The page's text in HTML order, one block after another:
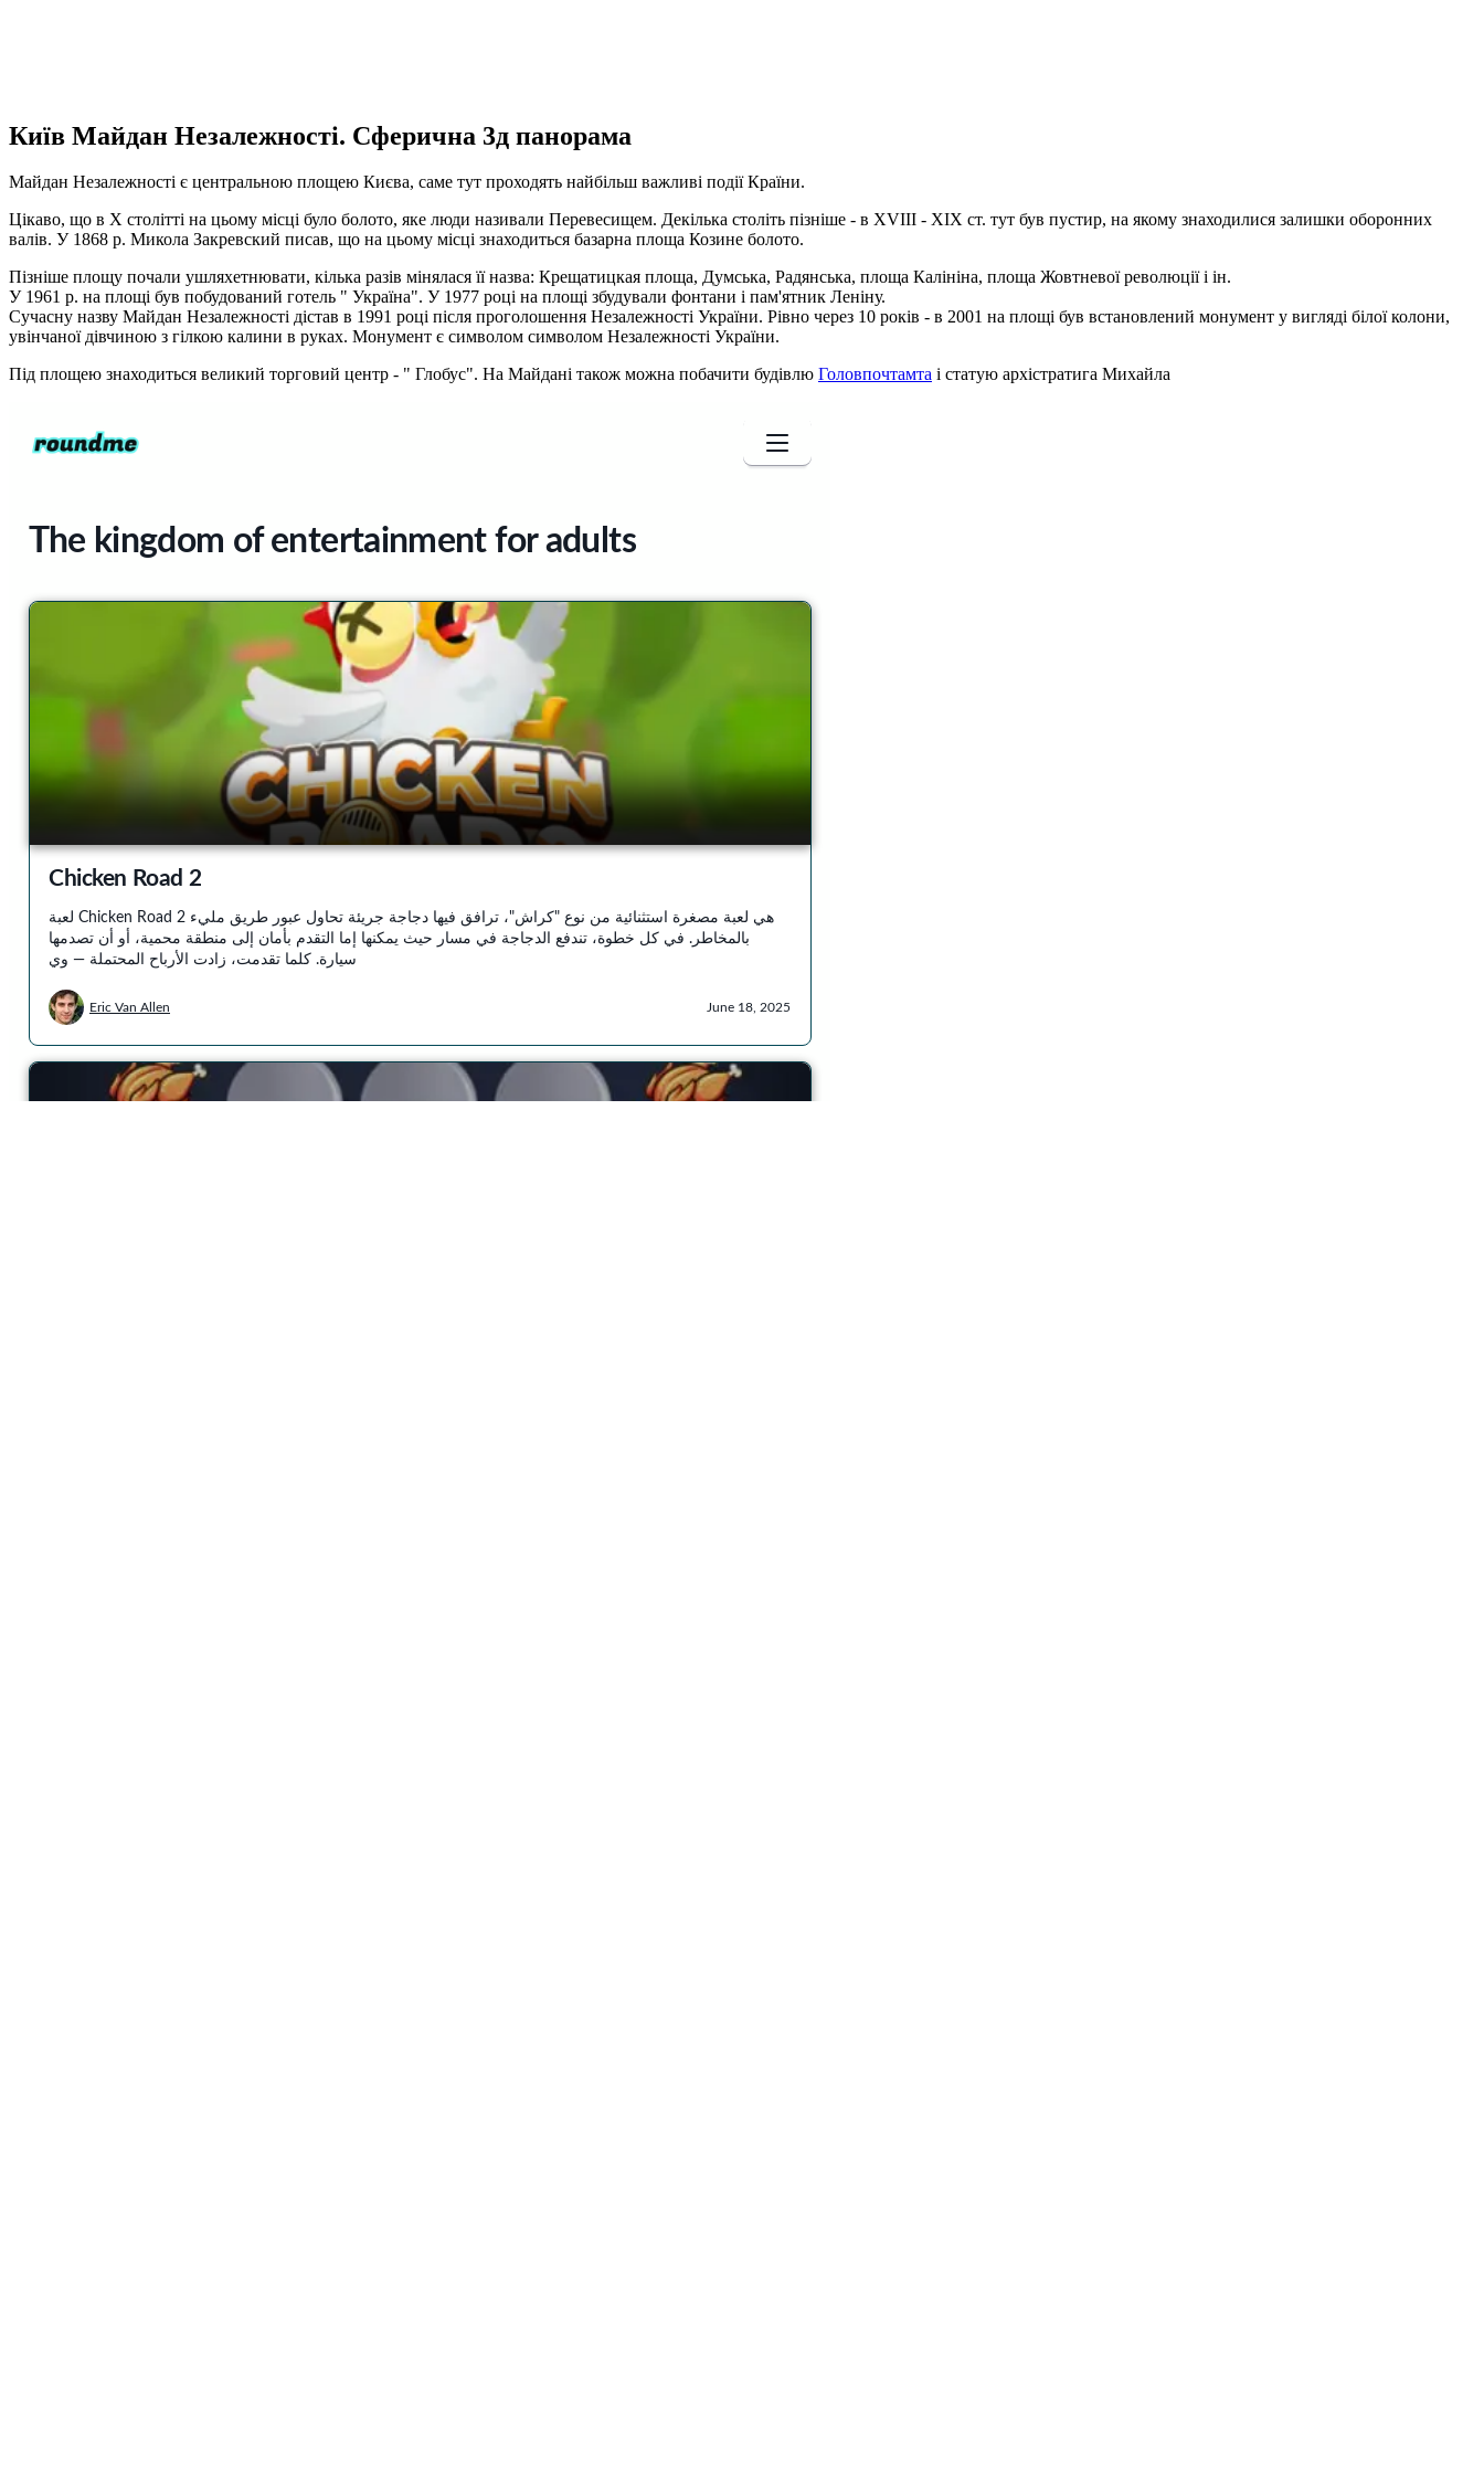
Київ Майдан Незалежності. Сферична 3д панорама
Майдан Незалежності є центральною площею Києва, саме тут проходять найбільш важливі події Країни.
Цікаво, що в X столітті на цьому місці було болото, яке люди називали Перевесищем. Декілька століть пізніше - в XVIII - XIX ст. тут був пустир, на якому знаходилися залишки оборонних
валів. У 1868 р. Микола Закревский писав, що на цьому місці знаходиться базарна площа Козине болото.
Пізніше площу почали ушляхетнювати, кілька разів мінялася її назва: Крещатицкая площа, Думська, Радянська, площа Калініна, площа Жовтневої революції і ін.
У 1961 р. на площі був побудований готель " Україна". У 1977 році на площі збудували фонтани і пам'ятник Леніну.
Сучасну назву Майдан Незалежності дістав в 1991 році після проголошення Незалежності України. Рівно через 10 років - в 2001 на площі був встановлений монумент у вигляді білої колони,
увінчаної дівчиною з гілкою калини в руках. Монумент є символом символом Незалежності України.
Під площею знаходиться великий торговий центр - " Глобус". На Майдані також можна побачити будівлю Головпочтамта і статую архістратига Михайла